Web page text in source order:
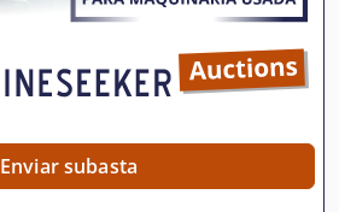
Enviar subasta